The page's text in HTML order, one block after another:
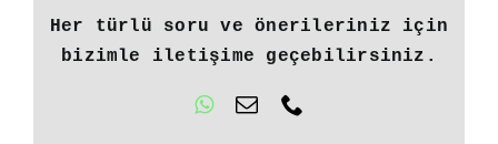
Her türlü soru ve önerileriniz için
bizimle iletişime geçebilirsiniz.